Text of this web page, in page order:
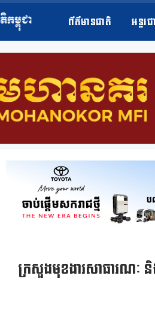
ព័ត៌មានជាតិ អន្តរ
ក្រសួងមុខងារសាធារណៈ និ